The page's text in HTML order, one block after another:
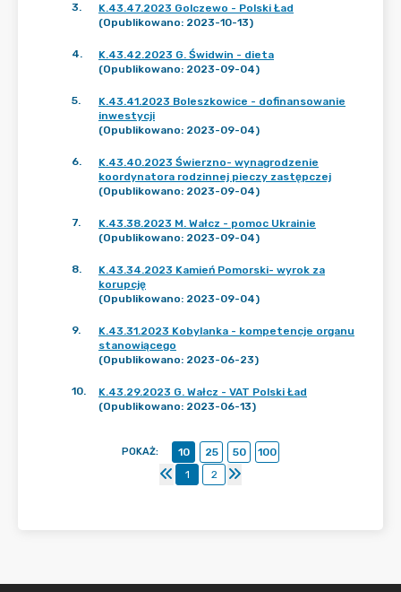
3.
K.43.47.2023 Golczewo - Polski Ład
(Opublikowano: 2023-10-13)
4.
K.43.42.2023 G. Świdwin - dieta
(Opublikowano: 2023-09-04)
5.
K.43.41.2023 Boleszkowice - dofinansowanie
inwestycji
(Opublikowano: 2023-09-04)
6.
K.43.40.2023 Świerzno- wynagrodzenie
koordynatora rodzinnej pieczy zastępczej
(Opublikowano: 2023-09-04)
7.
K.43.38.2023 M. Wałcz - pomoc Ukrainie
(Opublikowano: 2023-09-04)
8.
K.43.34.2023 Kamień Pomorski- wyrok za
korupcję
(Opublikowano: 2023-09-04)
9.
K.43.31.2023 Kobylanka - kompetencje organu
stanowiącego
(Opublikowano: 2023-06-23)
10.
K.43.29.2023 G. Wałcz - VAT Polski Ład
(Opublikowano: 2023-06-13)
POKAŻ: 10 25 50
100
1
2